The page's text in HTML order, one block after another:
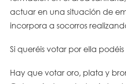
actuar en una situación de
incorpora a socorros
Si queréis votar por ella
Hay que votar oro, plata y